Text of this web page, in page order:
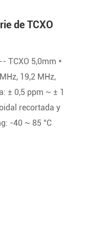
de TCXO
TCXO 5,0mm *
19,2 MHz,
± 0,5 ppm ~ ± 1
recortada y
-40 ~ 85 °C